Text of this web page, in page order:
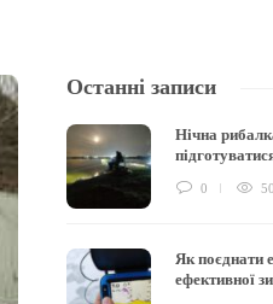
Останні записи
Нічна
0
Як поєднати
ефективної